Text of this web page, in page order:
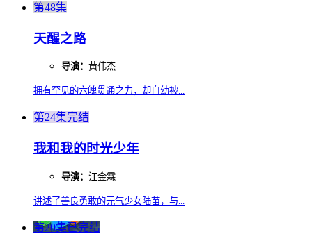
第48集
天醒之路
导演： 黄伟杰
拥有罕见的六魄贯通之力，却自幼被...
第24集完结
我和我的时光少年
导演： 江金霖
讲述了善良勇敢的元气少女陆苗，与...
第20集已完结